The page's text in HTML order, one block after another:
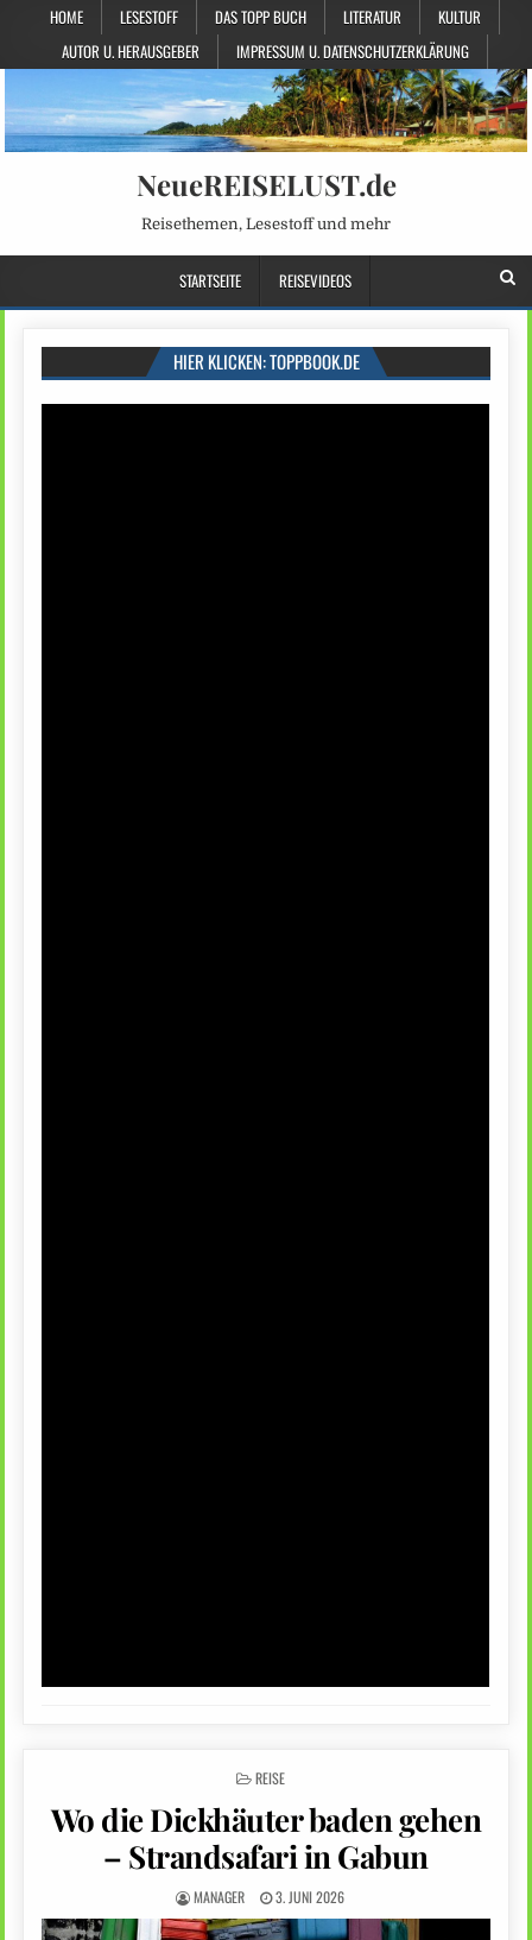
HOME LESESTOFF DAS TOPP BUCH LITERATUR
KULTUR
AUTOR U. HERAUSGEBER
IMPRESSUM U. DATENSCHUTZERKLÄRUNG
NeueREISELUST.de
Reisethemen, Lesestoff und mehr
STARTSEITE REISEVIDEOS
HIER KLICKEN: TOPPBOOK.DE
POSTED
REISE
Wo die Dickhäuter baden gehen
– Strandsafari in Gabun
MANAGER 3. JUNI 2026